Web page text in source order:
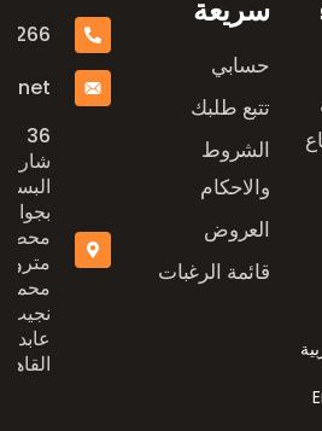
سريعة
حسابي
تتبع طلبك
الشروط
والاحكام
العروض
قائمة الرغبات
36
شارع
بجوار
محطة
مترو
محمد
نجيب،